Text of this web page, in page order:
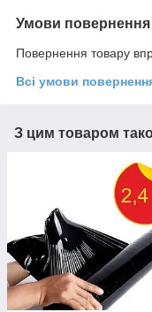
Умови повернення
Повернення товару
Всі умови
З цим товаром